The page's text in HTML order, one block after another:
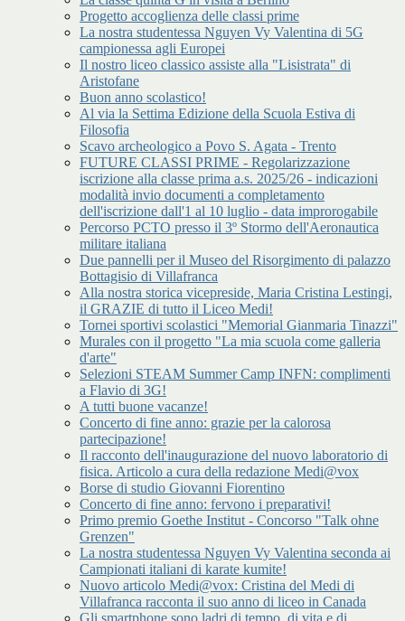
Progetto accoglienza delle classi prime
La nostra studentessa Nguyen Vy Valentina di 5G
campionessa agli Europei
Il nostro liceo classico assiste alla "Lisistrata" di
Aristofane
Buon anno scolastico!
Al via la Settima Edizione della Scuola Estiva di
Filosofia
Scavo archeologico a Povo S. Agata - Trento
FUTURE CLASSI PRIME - Regolarizzazione
iscrizione alla classe prima a.s. 2025/26 - indicazioni
modalità invio documenti a completamento
dell'iscrizione dall'1 al 10 luglio - data improrogabile
Percorso PCTO presso il 3º Stormo dell'Aeronautica
militare italiana
Due pannelli per il Museo del Risorgimento di palazzo
Bottagisio di Villafranca
Alla nostra storica vicepreside, Maria Cristina Lestingi,
il GRAZIE di tutto il Liceo Medi!
Tornei sportivi scolastici "Memorial Gianmaria Tinazzi"
Murales con il progetto "La mia scuola come galleria
d'arte"
Selezioni STEAM Summer Camp INFN: complimenti
a Flavio di 3G!
A tutti buone vacanze!
Concerto di fine anno: grazie per la calorosa
partecipazione!
Il racconto dell'inaugurazione del nuovo laboratorio di
fisica. Articolo a cura della redazione Medi@vox
Borse di studio Giovanni Fiorentino
Concerto di fine anno: fervono i preparativi!
Primo premio Goethe Institut - Concorso "Talk ohne
Grenzen"
La nostra studentessa Nguyen Vy Valentina seconda ai
Campionati italiani di karate kumite!
Nuovo articolo Medi@vox: Cristina del Medi di
Villafranca racconta il suo anno di liceo in Canada